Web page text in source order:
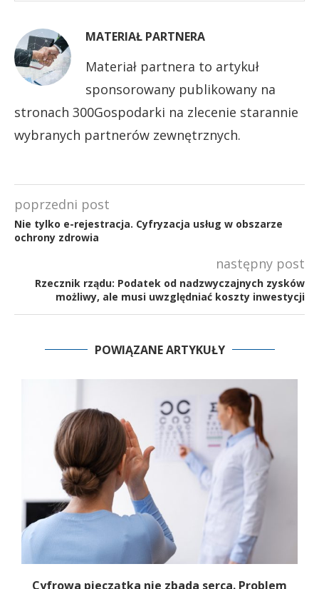
MATERIAŁ PARTNERA
Materiał partnera to artykuł
sponsorowany publikowany na
stronach 300Gospodarki na zlecenie starannie
wybranych partnerów zewnętrznych.
poprzedni post
Nie tylko e-rejestracja. Cyfryzacja usług w obszarze
ochrony zdrowia
następny post
Rzecznik rządu: Podatek od nadzwyczajnych zysków
możliwy, ale musi uwzględniać koszty inwestycji
POWIĄZANE ARTYKUŁY
Cyfrowa pieczątka nie zbada serca. Problem